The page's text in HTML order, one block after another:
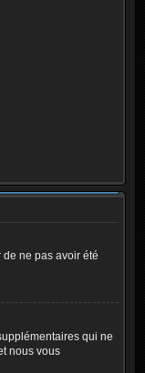
de ne pas avoir été
qui ne
nous vous